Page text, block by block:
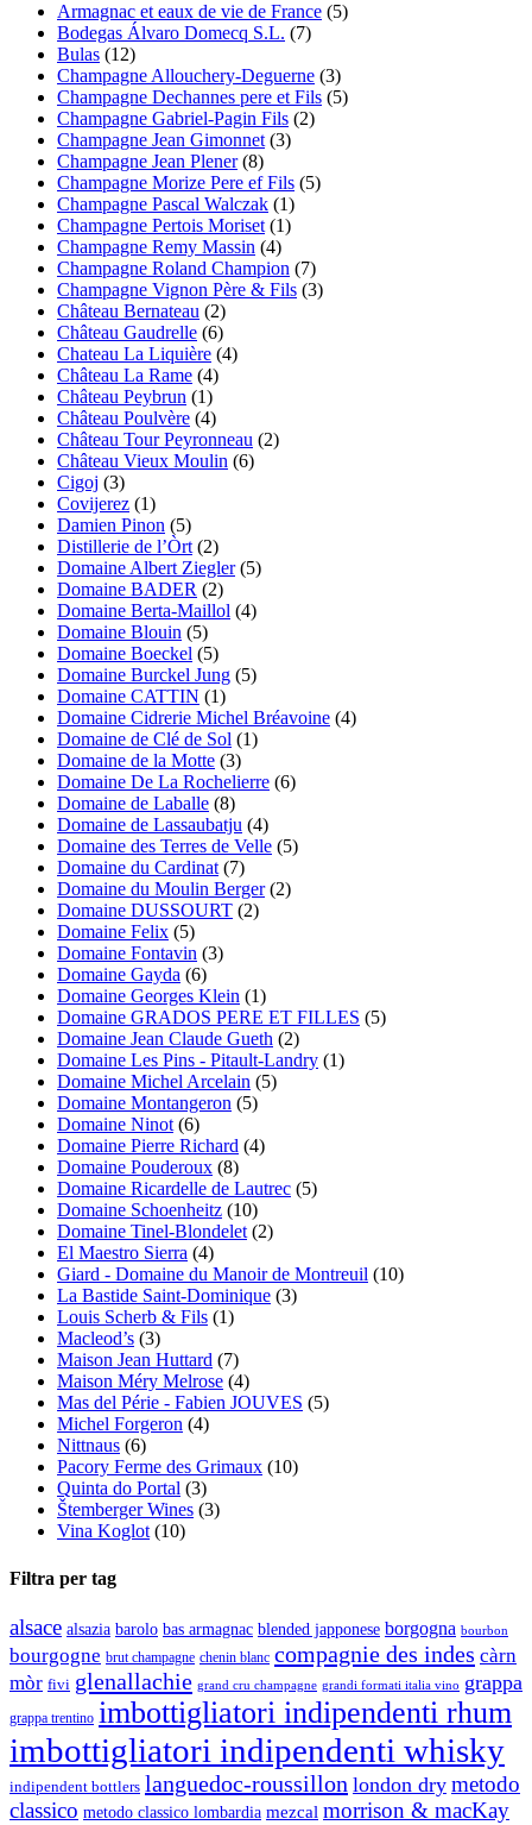
Armagnac et eaux de vie de France (5)
Bodegas Álvaro Domecq S.L. (7)
Bulas (12)
Champagne Allouchery-Deguerne (3)
Champagne Dechannes pere et Fils (5)
Champagne Gabriel-Pagin Fils (2)
Champagne Jean Gimonnet (3)
Champagne Jean Plener (8)
Champagne Morize Pere ef Fils (5)
Champagne Pascal Walczak (1)
Champagne Pertois Moriset (1)
Champagne Remy Massin (4)
Champagne Roland Champion (7)
Champagne Vignon Père & Fils (3)
Château Bernateau (2)
Château Gaudrelle (6)
Chateau La Liquière (4)
Château La Rame (4)
Château Peybrun (1)
Château Poulvère (4)
Château Tour Peyronneau (2)
Château Vieux Moulin (6)
Cigoj (3)
Covijerez (1)
Damien Pinon (5)
Distillerie de l’Òrt (2)
Domaine Albert Ziegler (5)
Domaine BADER (2)
Domaine Berta-Maillol (4)
Domaine Blouin (5)
Domaine Boeckel (5)
Domaine Burckel Jung (5)
Domaine CATTIN (1)
Domaine Cidrerie Michel Bréavoine (4)
Domaine de Clé de Sol (1)
Domaine de la Motte (3)
Domaine De La Rochelierre (6)
Domaine de Laballe (8)
Domaine de Lassaubatju (4)
Domaine des Terres de Velle (5)
Domaine du Cardinat (7)
Domaine du Moulin Berger (2)
Domaine DUSSOURT (2)
Domaine Felix (5)
Domaine Fontavin (3)
Domaine Gayda (6)
Domaine Georges Klein (1)
Domaine GRADOS PERE ET FILLES (5)
Domaine Jean Claude Gueth (2)
Domaine Les Pins - Pitault-Landry (1)
Domaine Michel Arcelain (5)
Domaine Montangeron (5)
Domaine Ninot (6)
Domaine Pierre Richard (4)
Domaine Pouderoux (8)
Domaine Ricardelle de Lautrec (5)
Domaine Schoenheitz (10)
Domaine Tinel-Blondelet (2)
El Maestro Sierra (4)
Giard - Domaine du Manoir de Montreuil (10)
La Bastide Saint-Dominique (3)
Louis Scherb & Fils (1)
Macleod’s (3)
Maison Jean Huttard (7)
Maison Méry Melrose (4)
Mas del Périe - Fabien JOUVES (5)
Michel Forgeron (4)
Nittnaus (6)
Pacory Ferme des Grimaux (10)
Quinta do Portal (3)
Štemberger Wines (3)
Vina Koglot (10)
Filtra per tag
alsace alsazia barolo bas armagnac blended japponese borgogna bourbon
bourgogne brut champagne chenin blanc compagnie des indes càrn
mòr fivi glenallachie grand cru champagne grandi formati italia vino grappa
grappa trentino imbottigliatori indipendenti rhum
imbottigliatori indipendenti whisky
indipendent bottlers languedoc-roussillon london dry metodo
classico metodo classico lombardia mezcal morrison & macKay